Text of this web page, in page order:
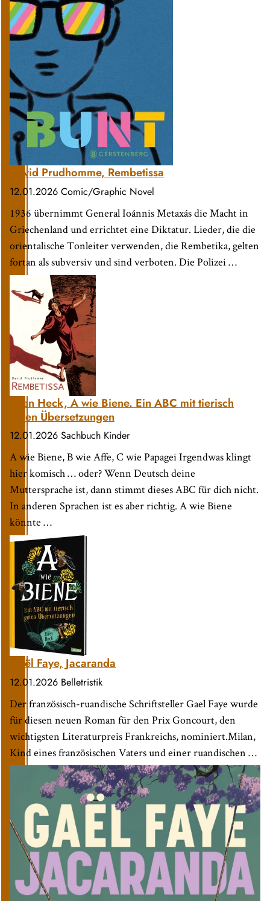
David Prudhomme, Rembetissa
12.01.2026 Comic/Graphic Novel
1936 übernimmt General Ioánnis Metaxás die Macht in
Griechenland und errichtet eine Diktatur. Lieder, die die
orientalische Tonleiter verwenden, die Rembetika, gelten
fortan als subversiv und sind verboten. Die Polizei …
Ellen Heck, A wie Biene. Ein ABC mit tierisch
guten Übersetzungen
12.01.2026 Sachbuch Kinder
A wie Biene, B wie Affe, C wie Papagei Irgendwas klingt
hier komisch … oder? Wenn Deutsch deine
Muttersprache ist, dann stimmt dieses ABC für dich nicht.
In anderen Sprachen ist es aber richtig. A wie Biene
könnte …
Gaël Faye, Jacaranda
12.01.2026 Belletristik
Der französisch-ruandische Schriftsteller Gael Faye wurde
für diesen neuen Roman für den Prix Goncourt, den
wichtigsten Literaturpreis Frankreichs, nominiert.Milan,
Kind eines französischen Vaters und einer ruandischen …